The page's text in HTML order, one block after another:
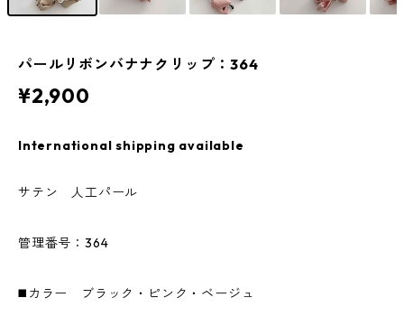
パールリボンバナナクリップ：364
¥2,900
International shipping available
サテン 人工パール
管理番号：364
◼️カラー ブラック・ピンク・ベージュ